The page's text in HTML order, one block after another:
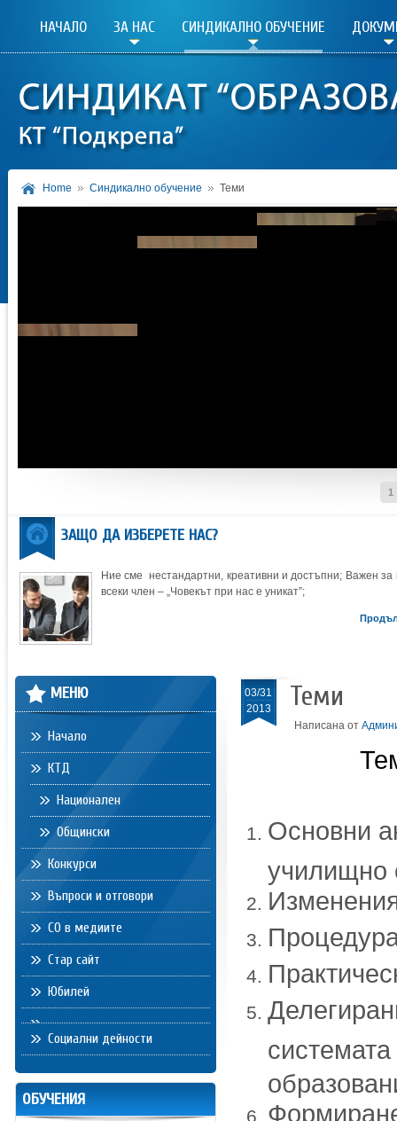
НАЧАЛО ЗА НАС СИНДИКАЛНО ОБУЧЕНИЕ
Home Синдикално обучение Теми
1
ЗАЩО ДА ИЗБЕРЕТЕ НАС?
Ние сме нестандартни, креативни и достъпни; Важен за
всеки член – „Човекът при нас е уникат”;
03/31
2013
Теми
Написана от
Основни
училищно
МЕНЮ
Начало
КТД
Национален
Общински
Конкурси
Въпроси и отговори
СО в медиите
Стар сайт
Юбилей
Социални дейности
ОБУЧЕНИЯ